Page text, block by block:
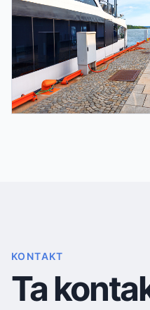
KONTAKT
Ta